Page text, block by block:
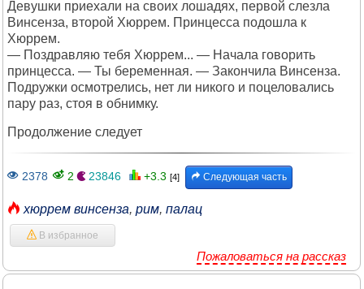
Девушки приехали на своих лошадях, первой слезла
Винсенза, второй Хюррем. Принцесса подошла к
Хюррем.
— Поздравляю тебя Хюррем... — Начала говорить
принцесса. — Ты беременная. — Закончила Винсенза.
Подружки осмотрелись, нет ли никого и поцеловались
пару раз, стоя в обнимку.
Продолжение следует
2378 2 23846 +3.3 [4] Следующая часть
хюррем винсенза, рим, палац
В избранное
Пожаловаться на рассказ